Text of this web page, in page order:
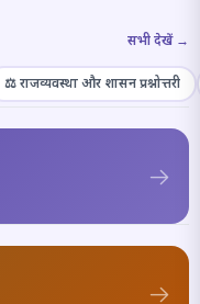
सभी देखें →
⚖️ राजव्यवस्था और शासन प्रश्नोत्तरी